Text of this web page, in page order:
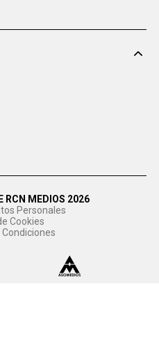
RCN MEDIOS 2026
Personales
Cookies